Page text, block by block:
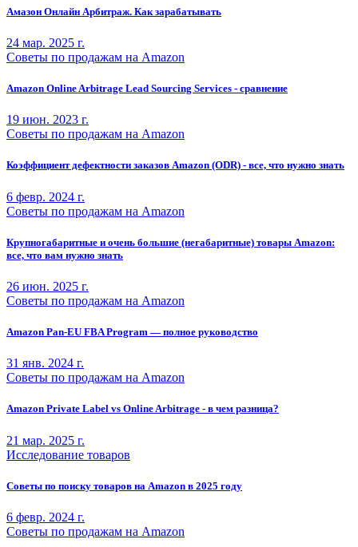
Амазон Онлайн Арбитраж. Как зарабатывать
24 мар. 2025 г.
Советы по продажам на Amazon
Amazon Online Arbitrage Lead Sourcing Services - сравнение
19 июн. 2023 г.
Советы по продажам на Amazon
Коэффициент дефектности заказов Amazon (ODR) - все, что нужно знать
6 февр. 2024 г.
Советы по продажам на Amazon
Крупногабаритные и очень большие (негабаритные) товары Amazon:
все, что вам нужно знать
26 июн. 2025 г.
Советы по продажам на Amazon
Amazon Pan-EU FBA Program — полное руководство
31 янв. 2024 г.
Советы по продажам на Amazon
Amazon Private Label vs Online Arbitrage - в чем разница?
21 мар. 2025 г.
Исследование товаров
Советы по поиску товаров на Amazon в 2025 году
6 февр. 2024 г.
Советы по продажам на Amazon